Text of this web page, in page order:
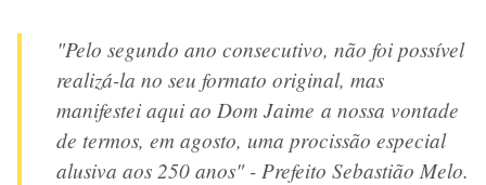
"Pelo segundo ano consecutivo, não foi possível
realizá-la no seu formato original, mas
manifestei aqui ao Dom Jaime a nossa vontade
de termos, em agosto, uma procissão especial
alusiva aos 250 anos" - Prefeito Sebastião Melo.